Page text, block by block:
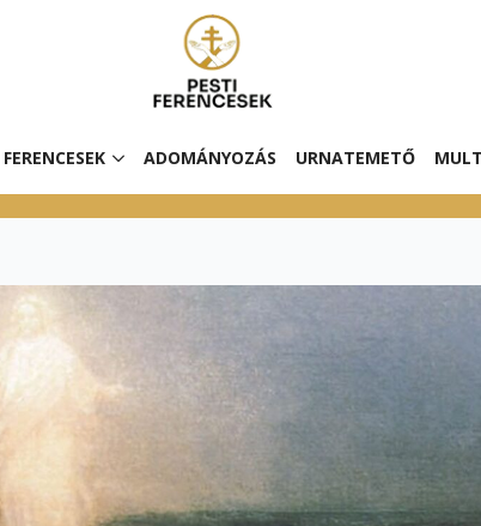
FERENCESEK ADOMÁNYOZÁS URNATEMETŐ